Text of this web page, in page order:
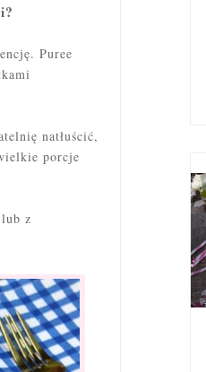
Puree
natłuścić,
porcje
z